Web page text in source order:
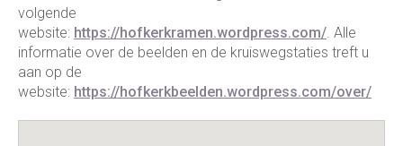
volgende
website: https://hofkerkramen.wordpress.com/. Alle
informatie over de beelden en de kruiswegstaties treft u
aan op de
website: https://hofkerkbeelden.wordpress.com/over/